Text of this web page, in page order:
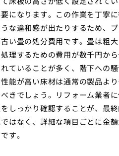
になります。この作業を丁寧
な違和感が出たりするため、
い畳の処分費用です。畳は粗
理するための費用が数千円か
ていることが多く、階下への
能が高い床材は通常の製品よ
きでしょう。リフォーム業者
しっかり確認することが、最
はなく、詳細な項目ごとに金
す。